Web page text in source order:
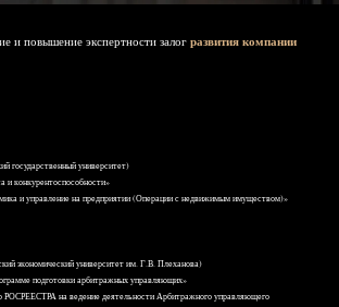
и повышение экспертности залог развития компании
университет)
и конкурентоспособности»
и управление на предприятии (Операции с недвижимым имуществом)»
экономический университет им. Г.В. Плеханова)
подготовки арбитражных управляющих»
РОСРЕЕСТРА на ведение деятельности Арбитражного управляющего